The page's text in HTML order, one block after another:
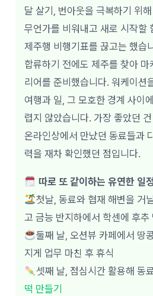
달 살기, 번아웃을 극복하기 위
무언가를 비워내고 새로 시작할
제주행 비행기표를 끊고는 했습
합류하기 전에도 제주를 찾아 마
리어를 준비했습니다. 워케이션
여행과 일, 그 모호한 경계 사이
렵지 않았습니다. 가장 좋았던
온라인상에서 만났던 동료들과
력을 재차 확인했던 점입니다.
따로 또 같이하는 유연한 일
첫날, 동료와 협재 해변을 거
고 금능 반지하에서 학센에 후추
둘째 날, 오션뷰 카페에서 땅
지게 업무 마친 후 휴식
셋째 날, 점심시간 활용해 동
떡 만들기